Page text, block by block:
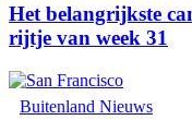
Het belangrijkste
rijtje van week 31
Buitenland Nieuws